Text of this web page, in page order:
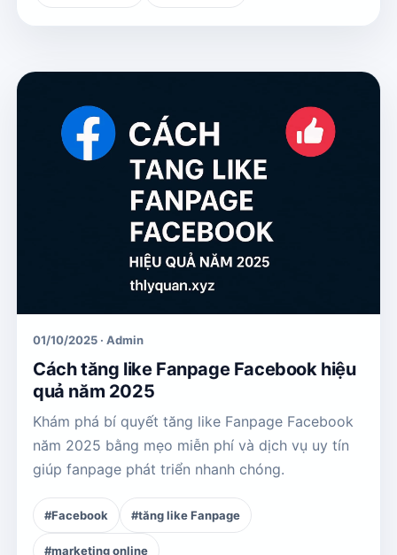
01/10/2025 · Admin
Cách tăng like Fanpage Facebook hiệu
quả năm 2025
Khám phá bí quyết tăng like Fanpage Facebook
năm 2025 bằng mẹo miễn phí và dịch vụ uy tín
giúp fanpage phát triển nhanh chóng.
#Facebook #tăng like Fanpage
#marketing online